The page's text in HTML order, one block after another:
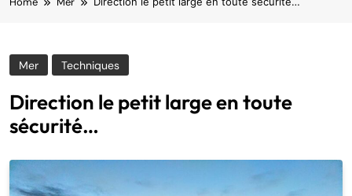
Mer Techniques
Direction le petit large en toute
sécurité…